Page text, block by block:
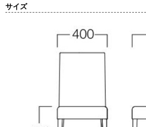
サイズ